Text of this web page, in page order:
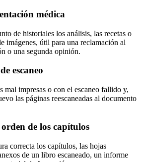
médica
de historiales los análisis, las recetas o
imágenes, útil para una reclamación al
o una segunda opinión.
escaneo
mal impresas o con el escaneo fallido y,
las páginas reescaneadas al documento
de los capítulos
correcta los capítulos, las hojas
de un libro escaneado, un informe